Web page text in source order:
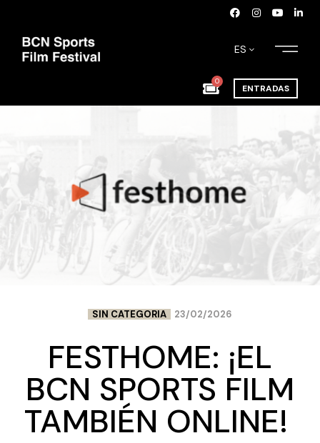
ES
0
ENTRADAS
SIN CATEGORIA 23/02/2026
FESTHOME: ¡EL
BCN SPORTS FILM
TAMBIÉN ONLINE!